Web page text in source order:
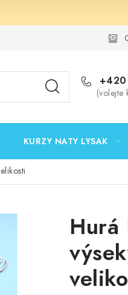
Podmínky
+420
(volejte
KURZY NATY LYSAK
Hurá